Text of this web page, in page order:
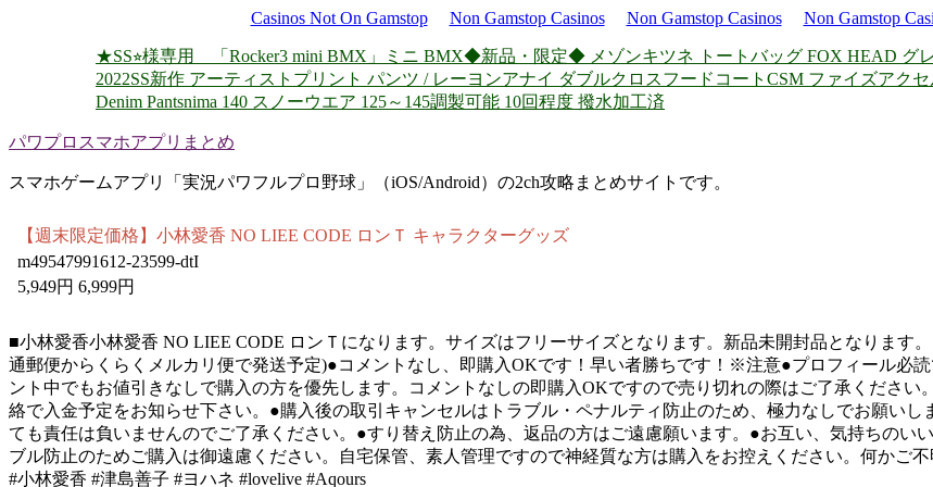
Casinos Not On Gamstop Non Gamstop Casinos Non Gamstop Casinos Non Gamstop
★SS⭐︎様専用 「Rocker3 mini BMX」ミニ BMX◆新品・限定◆ メゾンキツネ トートバッグ FOX HEAD グ
2022SS新作 アーティストプリント パンツ / レーヨンアナイ ダブルクロスフードコート CSM ファイズアク
Denim Pantsnima 140 スノーウエア 125～145調製可能 10回程度 撥水加工済
パワプロスマホアプリまとめ
スマホゲームアプリ「実況パワフルプロ野球」（iOS/Android）の2ch攻略まとめサイトです。
【週末限定価格】小林愛香 NO LIEE CODE ロンＴ キャラクターグッズ
m49547991612-23599-dtI
5,949円 6,999円
■小林愛香小林愛香 NO LIEE CODE ロンＴになります。サイズはフリーサイズとなります。新品未開封品となります
通郵便からくらくメルカリ便で発送予定)●コメントなし、即購入OKです！早い者勝ちです！※注意●プロフィール必
ント中でもお値引きなしで購入の方を優先します。コメントなしの即購入OKですので売り切れの際はご了承くださ
絡で入金予定をお知らせ下さい。●購入後の取引キャンセルはトラブル・ペナルティ防止のため、極力なしでお願い
ても責任は負いませんのでご了承ください。●すり替え防止の為、返品の方はご遠慮願います。●お互い、気持ちのい
ブル防止のためご購入は御遠慮ください。自宅保管、素人管理ですので神経質な方は購入をお控えください。何かご
#小林愛香 #津島善子 #ヨハネ #lovelive #Aqours